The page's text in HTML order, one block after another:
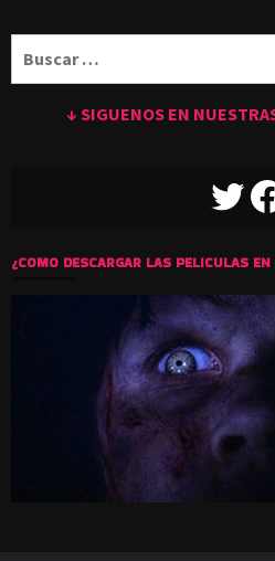
↓ SIGUENOS EN
TWITTER
¿COMO DESCARGAR LAS PELICULAS EN